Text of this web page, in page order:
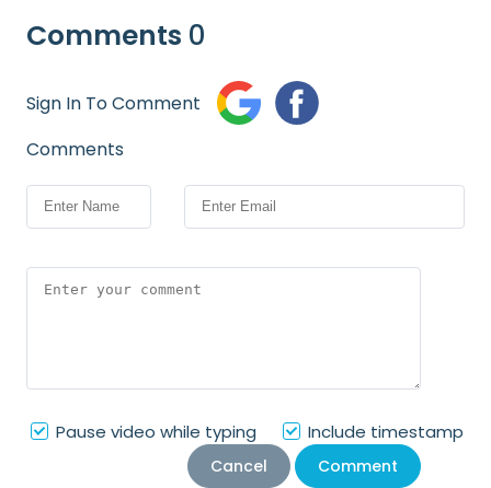
Comments 0
Sign In To Comment
Comments
Pause video while typing Include timestamp
Cancel Comment